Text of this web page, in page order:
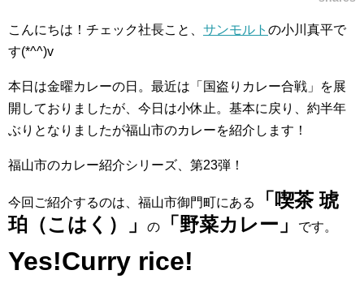
こんにちは！チェック社長こと、 サンモルト の小川真平で
す(*^^)v
本日は金曜カレーの日。最近は「国盗りカレー合戦」を展
開しておりましたが、今日は小休止。基本に戻り、約半年
ぶりとなりましたが福山市のカレーを紹介します！
福山市のカレー紹介シリーズ、第23弾！
今回ご紹介するのは、福山市御門町にある
「喫茶 琥
珀 （こはく）」 の 「野菜カレー」 です。
Yes!Curry rice!